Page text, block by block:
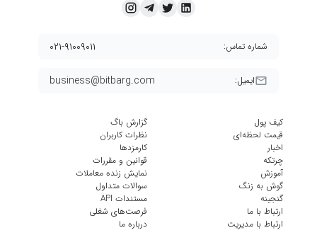
ایمیل: business@bitbarg.com
شماره تماس: ۰۲۱-۹۱۰۰۹۰۱۱
کیف پول
قیمت لحظه‌ای
اخبار
چرتکه
آموزش
گوش به زنگ
گنجینه
ارتباط با ما
ارتباط با مدیریت
گزارش باگ
نظرات کاربران
کارمزد‌ها
قوانین و مقررات
نمایش زنده معاملات
سوالات متداول
مستندات API
فرصت‌های شغلی
درباره ما